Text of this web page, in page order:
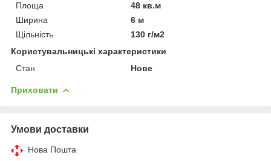
Площа
48 кв.м
Ширина
6 м
Щільність
130 г/м2
Користувальницькі характеристики
Стан
Нове
Приховати
Умови доставки
Нова Пошта